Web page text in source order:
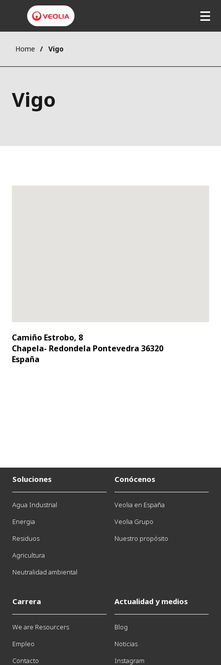
Home Vigo
Vigo
Camiño Estrobo, 8
Chapela- Redondela Pontevedra 36320
España
Soluciones
Agua Industrial
Energia
Residuos
Agricultura
Neutralidad ambiental
Conócenos
Veolia en España
Veolia Grupo
Nuestro propósito
Carrera
We are Resourcers
Empleo
Contacto
Actualidad y medios
Blog
Noticias
Instagram